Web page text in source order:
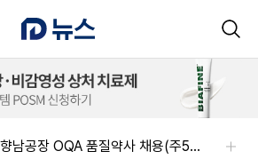
알보젠코리아-향남공장 OQA 품질약사 채용(주5일/파트타임 가능)